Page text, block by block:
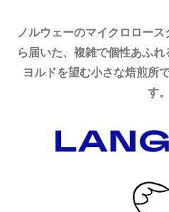
ノルウェーのマイクロロー
ら届いた、複雑で個性あふ
ヨルドを望む小さな焙煎所
す。